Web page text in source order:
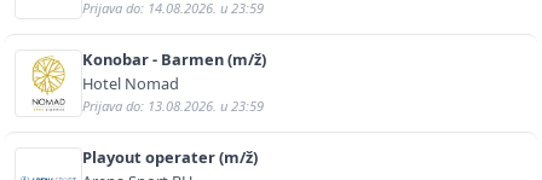
Prijava do: 14.08.2026. u 23:59
Konobar - Barmen (m/ž)
Hotel Nomad
Prijava do: 13.08.2026. u 23:59
Playout operater (m/ž)